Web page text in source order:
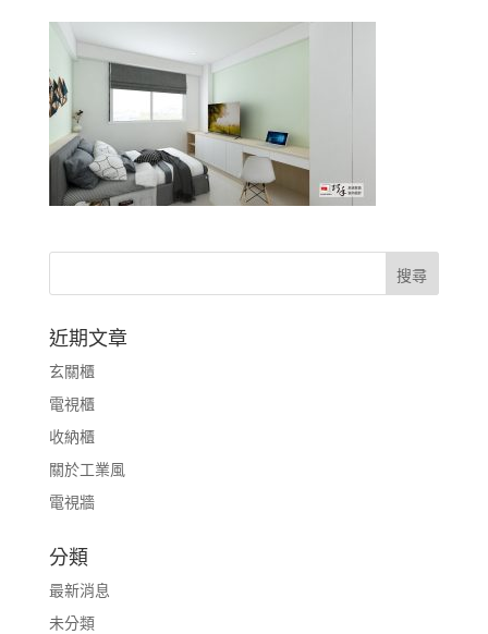
近期文章
玄關櫃
電視櫃
收納櫃
關於工業風
電視牆
分類
最新消息
未分類